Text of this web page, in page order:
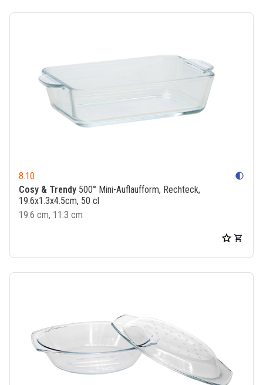
8.10 contrast
Cosy & Trendy 500° Mini-Auflaufform, Rechteck,
19.6x1.3x4.5cm, 50 cl
19.6 cm, 11.3 cm